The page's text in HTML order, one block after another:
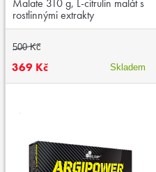
Malate 310 g, L-citrulin malát s
rostlinnými extrakty
500 Kč
369 Kč Skladem